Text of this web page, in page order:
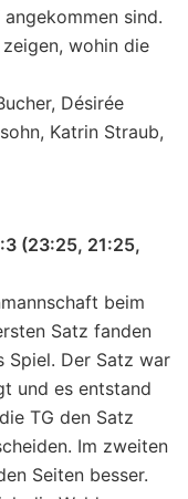
sind.
wohin die
Désirée
Katrin Straub,
(23:25, 21:25,
beim
Satz fanden
Spiel. Der Satz war
und es entstand
TG den Satz
Im zweiten
Seiten besser.